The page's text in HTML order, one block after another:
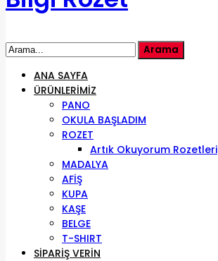
ANA SAYFA
ÜRÜNLERIMIZ
PANO
OKULA BAŞLADIM
ROZET
Artık Okuyorum Rozetleri
MADALYA
AFİŞ
KUPA
KAŞE
BELGE
T-SHIRT
SIPARIŞ VERIN